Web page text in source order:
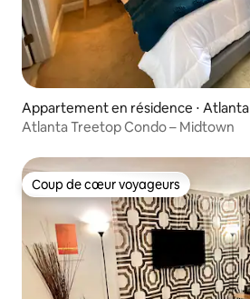
Appartement en résidence ⋅ Atlanta
Atlanta Treetop Condo – Midtown
Coup de cœur voyageurs
Coup de cœur voyageurs